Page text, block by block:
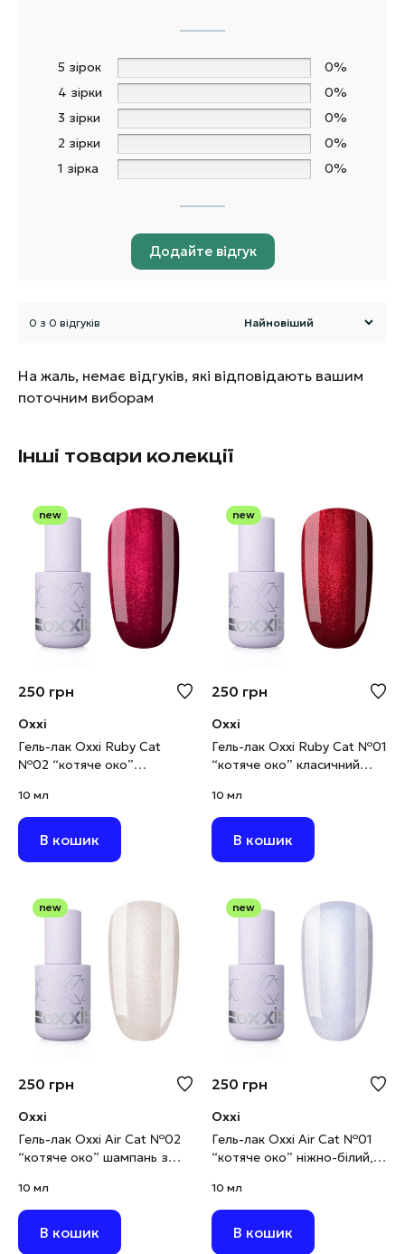
5 зірок
0%
4 зірки
0%
3 зірки
0%
2 зірки
0%
1 зірка
0%
Додайте відгук
0 з 0 відгуків
На жаль, немає відгуків, які відповідають вашим
поточним виборам
Інші товари колекції
new
250 грн
Oxxi
Гель-лак Oxxi Ruby Cat
№02 “котяче око”
10 мл
В кошик
new
250 грн
Oxxi
Гель-лак Oxxi Ruby Cat №01
“котяче око” класичний
10 мл
В кошик
new
250 грн
Oxxi
Гель-лак Oxxi Air Cat №02
“котяче око” шампань з
мл
10 мл
В кошик
new
250 грн
Oxxi
Гель-лак Oxxi Air Cat №01
“котяче око” ніжно-білий,
10 мл
В кошик